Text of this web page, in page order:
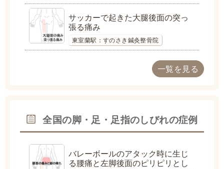
サッカーで起きた大腿後面の突っ
張る痛み
東室蘭駅：すのさき鍼灸整骨院
一覧を見る
全国の脚・足・足指のしびれの症例
バレーボールのアタック時に生じ
る腰痛と左脚後面のピリピリとし